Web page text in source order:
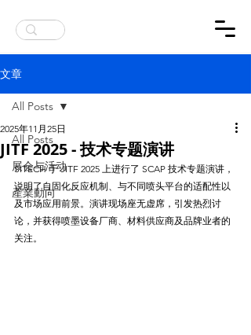
文章
All Posts
展会与活动
產業動向
All Posts
JITF 2025 - 技术专题演讲
2025年11月25日
SITECH 于 JITF 2025 上进行了 SCAP 技术专题演讲，
说明了自固化反应机制、与不同喷头平台的适配性以
及市场应用前景。演讲现场座无虚席，引发热烈讨
论，并获得喷墨设备厂商、材料供应商及品牌业者的
关注。